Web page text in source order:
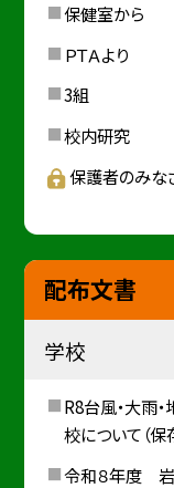
保健室から
ＰＴＡより
3組
校内研究
保護者のみな
配布文書
学校
R8台風・大雨
校について（保
令和８年度